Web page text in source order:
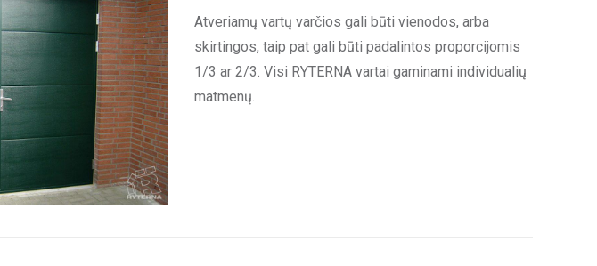
Atveriamų vartų varčios gali būti vienodos, arba
skirtingos, taip pat gali būti padalintos proporcijomis
1/3 ar 2/3. Visi RYTERNA vartai gaminami individualių
matmenų.